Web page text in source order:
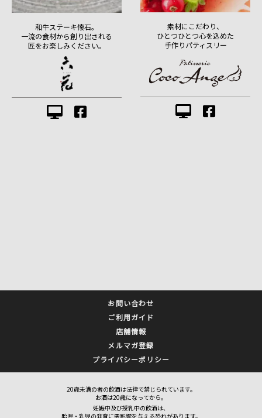
和牛ステーキ懐石。
一流の食材から創り出される
匠をお楽しみください。
素材にこだわり、
ひとつひとつ心を込めた
手作りパティスリー
お問い合わせ
ご利用ガイド
店舗情報
メルマガ登録
プライバシーポリシー
20歳未満の者の飲酒は法律で禁じられています。
お酒は20歳になってから。
妊娠中及び授乳中の飲酒は、
胎児・乳児の発育に悪影響を与える恐れがあります。